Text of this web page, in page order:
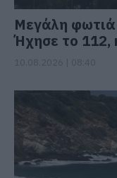
Μεγάλη φωτιά
Ήχησε το 112,